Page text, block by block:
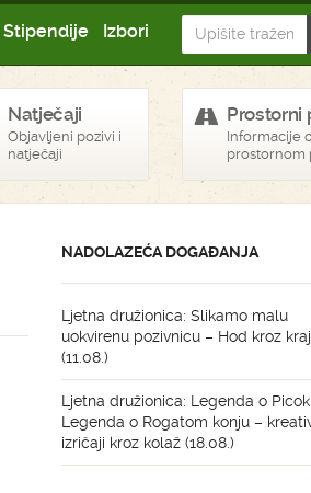
Stipendije Izbori
Natječaji
Objavljeni pozivi i
natječaji
Prostorni
Informacije
prostornom
NADOLAZEĆA DOGAĐANJA
Ljetna družionica: Slikamo malu
uokvirenu pozivnicu – Hod kroz
(11.08.)
Ljetna družionica: Legenda o
Legenda o Rogatom konju –
izričaji kroz kolaž (18.08.)